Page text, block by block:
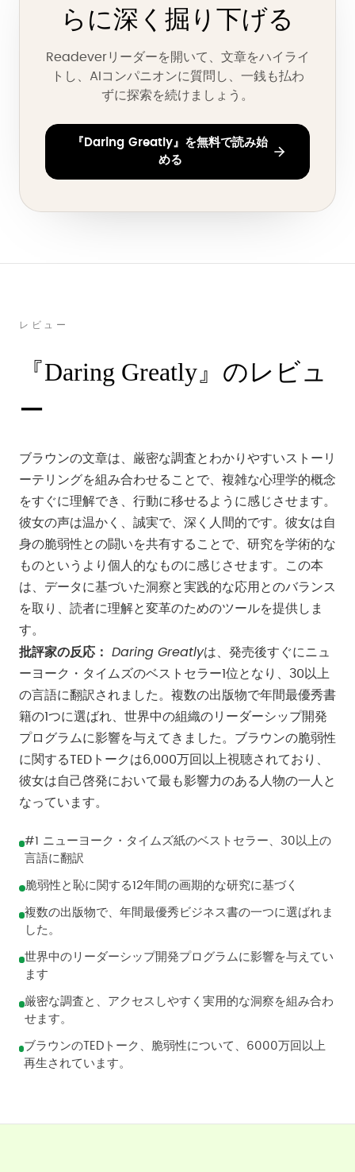
らに深く掘り下げる
Readeverリーダーを開いて、文章をハイライ
トし、AIコンパニオンに質問し、一銭も払わ
ずに探索を続けましょう。
『Daring Greatly』を無料で読み始
める
レビュー
『Daring Greatly』のレビュ
ー
ブラウンの文章は、厳密な調査とわかりやすいストーリ
ーテリングを組み合わせることで、複雑な心理学的概念
をすぐに理解でき、行動に移せるように感じさせます。
彼女の声は温かく、誠実で、深く人間的です。彼女は自
身の脆弱性との闘いを共有することで、研究を学術的な
ものというより個人的なものに感じさせます。この本
は、データに基づいた洞察と実践的な応用とのバランス
を取り、読者に理解と変革のためのツールを提供しま
す。
批評家の反応：
Daring Greatlyは、発売後すぐにニュ
ーヨーク・タイムズのベストセラー1位となり、30以上
の言語に翻訳されました。複数の出版物で年間最優秀書
籍の1つに選ばれ、世界中の組織のリーダーシップ開発
プログラムに影響を与えてきました。ブラウンの脆弱性
に関するTEDトークは6,000万回以上視聴されており、
彼女は自己啓発において最も影響力のある人物の一人と
なっています。
#1 ニューヨーク・タイムズ紙のベストセラー、30以上の
言語に翻訳
脆弱性と恥に関する12年間の画期的な研究に基づく
複数の出版物で、年間最優秀ビジネス書の一つに選ばれま
した。
世界中のリーダーシップ開発プログラムに影響を与えてい
ます
厳密な調査と、アクセスしやすく実用的な洞察を組み合わ
せます。
ブラウンのTEDトーク、脆弱性について、6000万回以上
再生されています。